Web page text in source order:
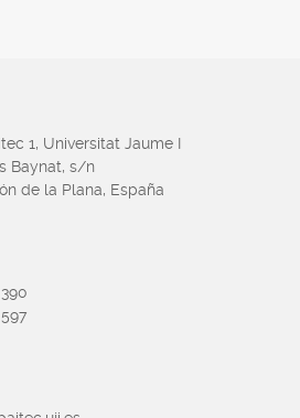
1, Universitat Jaume I
Baynat, s/n
de la Plana, España